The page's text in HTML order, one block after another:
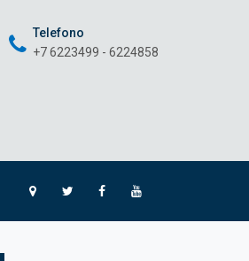
Telefono
+7 6223499 - 6224858